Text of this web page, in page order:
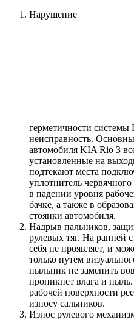
Нарушение
герметичности системы
неисправность.
автомобиля KIA Rio 3
установленные на
подтекают места
уплотнитель
в падении уровня
бачке, а также в
стоянки автомобиля.
Надрыв пальников,
рулевых тяг. На ранней
себя не проявляет, и
только путем
пыльник не заменить
проникнет влага и
рабочей поверхности
износу сальников.
Износ рулевого